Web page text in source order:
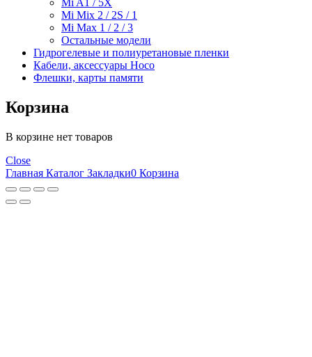
Mi Mix 2 / 2S / 1
Mi Max 1 / 2 / 3
Остальные модели
Гидрогелевые и полиуретановые пленки
Кабели, аксессуары Hoco
Флешки, карты памяти
Корзина
В корзине нет товаров
Close
Главная Каталог Закладки0 Корзина